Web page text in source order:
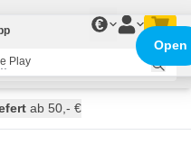
€
morgen versendet
ab 50,- €
Play
Open